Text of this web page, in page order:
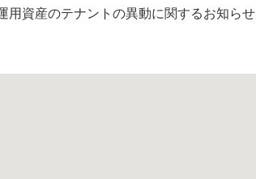
用資産のテナントの異動に関するお知らせ